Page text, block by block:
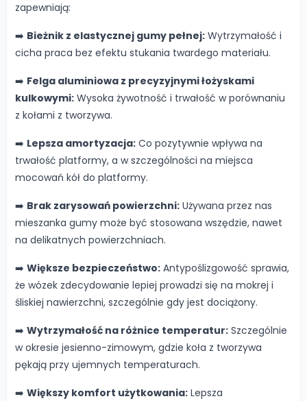
zapewniają:
➡️ Bieżnik z elastycznej gumy pełnej: Wytrzymałość i
cicha praca bez efektu stukania twardego materiału.
➡️ Felga aluminiowa z precyzyjnymi łożyskami
kulkowymi: Wysoka żywotność i trwałość w porównaniu
z kołami z tworzywa.
➡️ Lepsza amortyzacja: Co pozytywnie wpływa na
trwałość platformy, a w szczególności na miejsca
mocowań kół do platformy.
➡️ Brak zarysowań powierzchni: Używana przez nas
mieszanka gumy może być stosowana wszędzie, nawet
na delikatnych powierzchniach.
➡️ Większe bezpieczeństwo: Antypoślizgowość sprawia,
że wózek zdecydowanie lepiej prowadzi się na mokrej i
śliskiej nawierzchni, szczególnie gdy jest dociążony.
➡️ Wytrzymałość na różnice temperatur: Szczególnie
w okresie jesienno-zimowym, gdzie koła z tworzywa
pękają przy ujemnych temperaturach.
➡️ Większy komfort użytkowania: Lepsza